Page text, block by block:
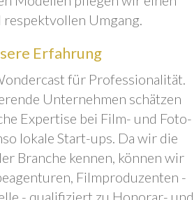
Umgang.
Erfahrung
für Professionalität.
Unternehmen schätzen
Expertise bei Film- und Foto-
lokale Start-ups. Da wir die
Branche kennen, können wir
Filmproduzenten -
- qualifiziert zu Honorar- und